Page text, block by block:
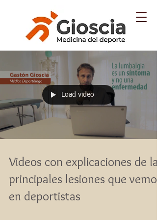
Load video
Videos con explicaciones de las
principales lesiones que vemos
en deportistas